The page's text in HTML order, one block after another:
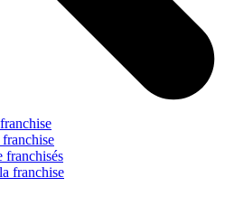
franchisés
franchise